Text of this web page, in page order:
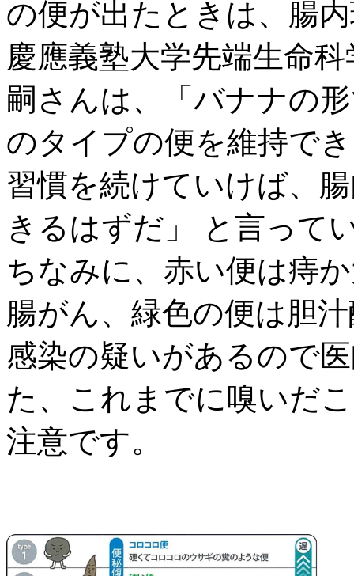
の便が出たときは、腸
慶應義塾大学先端生命
嗣さんは、「バナナの
のタイプの便を維持で
習慣を続けていけば、
きるはずだ」 と言って
ちなみに、赤い便は痔
腸がん、緑色の便は胆
感染の疑いがあるので
た、これまでに嗅いだ
注意です。